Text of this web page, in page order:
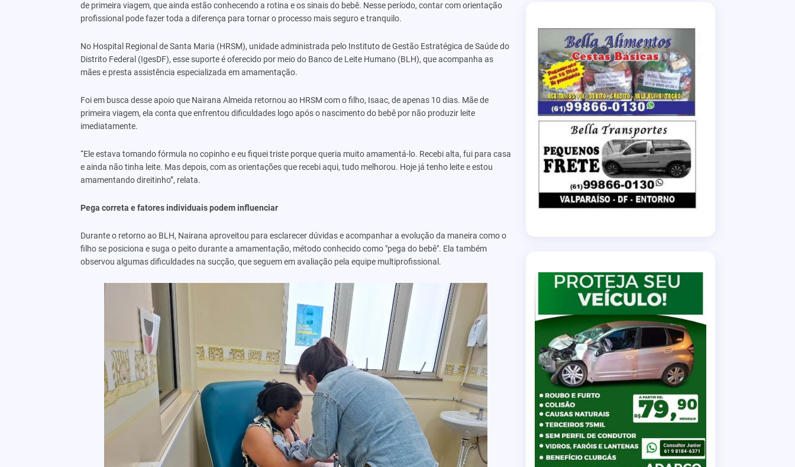
de primeira viagem, que ainda estão conhecendo a rotina e os sinais do bebê. Nesse período, contar com orientação
profissional pode fazer toda a diferença para tornar o processo mais seguro e tranquilo.
No Hospital Regional de Santa Maria (HRSM), unidade administrada pelo Instituto de Gestão Estratégica de Saúde do
Distrito Federal (IgesDF), esse suporte é oferecido por meio do Banco de Leite Humano (BLH), que acompanha as
mães e presta assistência especializada em amamentação.
Foi em busca desse apoio que Nairana Almeida retornou ao HRSM com o filho, Isaac, de apenas 10 dias. Mãe de
primeira viagem, ela conta que enfrentou dificuldades logo após o nascimento do bebê por não produzir leite
imediatamente.
“Ele estava tomando fórmula no copinho e eu fiquei triste porque queria muito amamentá-lo. Recebi alta, fui para casa
e ainda não tinha leite. Mas depois, com as orientações que recebi aqui, tudo melhorou. Hoje já tenho leite e estou
amamentando direitinho”, relata.
Pega correta e fatores individuais podem influenciar
Durante o retorno ao BLH, Nairana aproveitou para esclarecer dúvidas e acompanhar a evolução da maneira como o
filho se posiciona e suga o peito durante a amamentação, método conhecido como "pega do bebê". Ela também
observou algumas dificuldades na sucção, que seguem em avaliação pela equipe multiprofissional.